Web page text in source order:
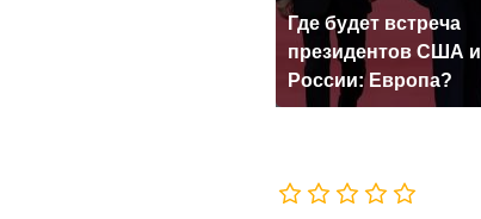
Где будет встреча
президентов США и
России: Европа?